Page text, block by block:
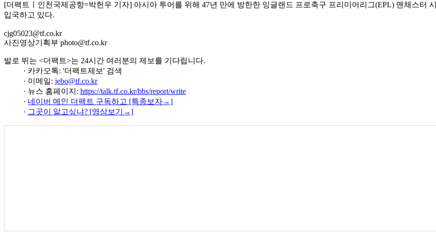
[더팩트ㅣ인천국제공항=박헌우 기자] 아시아 투어를 위해 47년 만에 방한한 잉글랜드 프로축구 프리미어리그(EPL) 맨체스터
입국하고 있다.
cjg05023@tf.co.kr
사진영상기획부 photo@tf.co.kr
발로 뛰는 <더팩트>는 24시간 여러분의 제보를 기다립니다.
· 카카오톡: '더팩트제보' 검색
· 이메일: jebo@tf.co.kr
· 뉴스 홈페이지: https://talk.tf.co.kr/bbs/report/write
· 네이버 메인 더팩트 구독하고 [특종보자→]
· 그곳이 알고싶냐? [영상보기→]